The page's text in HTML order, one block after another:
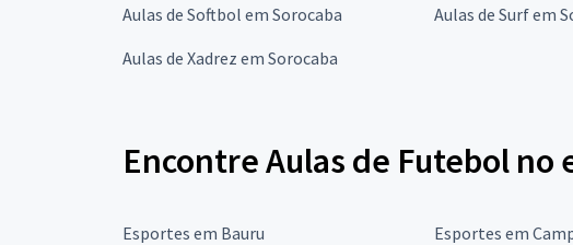
Aulas de Softbol em Sorocaba
Aulas de Surf em
Aulas de Xadrez em Sorocaba
Encontre Aulas de Futebol no
Esportes em Bauru Esportes em